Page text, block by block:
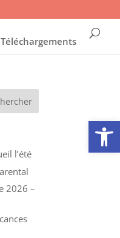
Ouvrir
Téléchargements
l’été
2026 –